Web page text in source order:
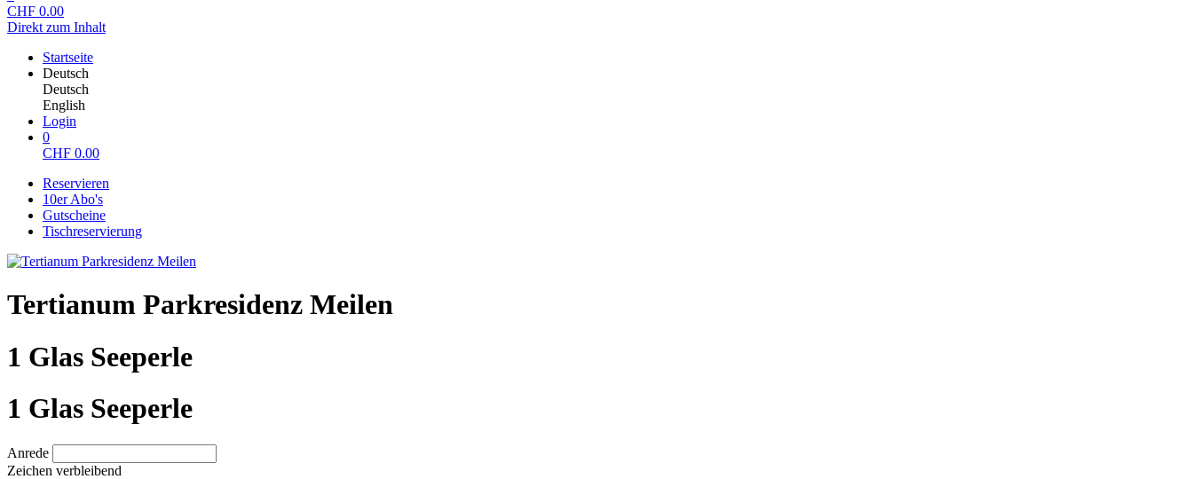
CHF 0.00
Direkt zum Inhalt
Startseite
Deutsch
Deutsch
English
Login
0
CHF 0.00
Reservieren
10er Abo's
Gutscheine
Tischreservierung
Tertianum Parkresidenz Meilen
1 Glas Seeperle
1 Glas Seeperle
Anrede
Zeichen verbleibend